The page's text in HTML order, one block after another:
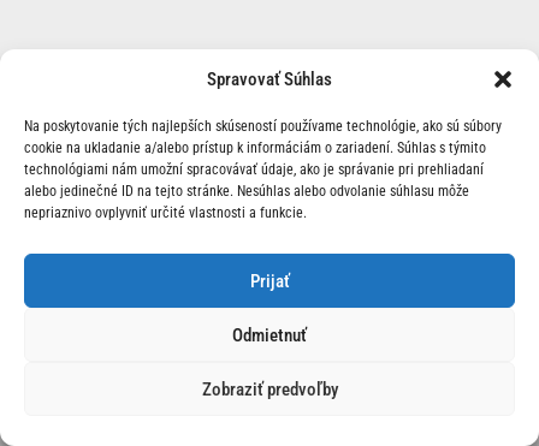
Spravovať Súhlas
Na poskytovanie tých najlepších skúseností používame technológie, ako sú súbory
cookie na ukladanie a/alebo prístup k informáciám o zariadení. Súhlas s týmito
technológiami nám umožní spracovávať údaje, ako je správanie pri prehliadaní
alebo jedinečné ID na tejto stránke. Nesúhlas alebo odvolanie súhlasu môže
nepriaznivo ovplyvniť určité vlastnosti a funkcie.
Prijať
Odmietnuť
Zobraziť predvoľby
O Nás | Kontakt